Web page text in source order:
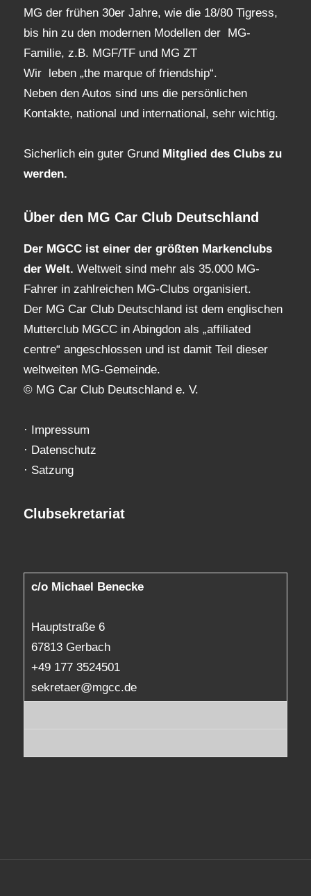
MG der frühen 30er Jahre, wie die 18/80 Tigress,
bis hin zu den modernen Modellen der MG-
Familie, z.B. MGF/TF und MG ZT
Wir leben „the marque of friendship“.
Neben den Autos sind uns die persönlichen
Kontakte, national und international, sehr wichtig.
Sicherlich ein guter Grund Mitglied des Clubs zu
werden.
Über den MG Car Club Deutschland
Der MGCC ist einer der größten Markenclubs
der Welt. Weltweit sind mehr als 35.000 MG-
Fahrer in zahlreichen MG-Clubs organisiert.
Der MG Car Club Deutschland ist dem englischen
Mutterclub MGCC in Abingdon als „affiliated
centre“ angeschlossen und ist damit Teil dieser
weltweiten MG-Gemeinde.
© MG Car Club Deutschland e. V.
· Impressum
· Datenschutz
· Satzung
Clubsekretariat
c/o Michael Benecke
Hauptstraße 6
67813 Gerbach
+49 177 3524501
sekretaer@mgcc.de